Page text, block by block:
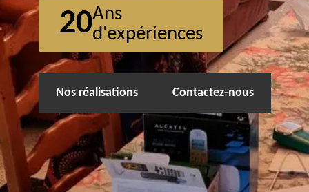
20Ans
d'expériences
Nos réalisations Contactez-nous